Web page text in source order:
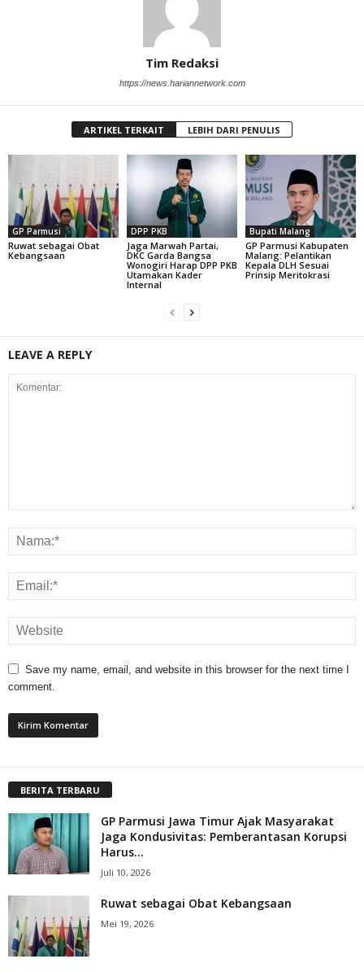
Tim Redaksi
https://news.hariannetwork.com
ARTIKEL TERKAIT LEBIH DARI PENULIS
GP Parmusi
Ruwat sebagai Obat
Kebangsaan
DPP PKB
Jaga Marwah Partai,
DKC Garda Bangsa
Wonogiri Harap DPP PKB
Utamakan Kader
Internal
Bupati Malang
GP Parmusi Kabupaten
Malang: Pelantikan
Kepala DLH Sesuai
Prinsip Meritokrasi
LEAVE A REPLY
Save my name, email, and website in this browser for the next time I
comment.
BERITA TERBARU
GP Parmusi Jawa Timur Ajak Masyarakat
Jaga Kondusivitas: Pemberantasan Korupsi
Harus...
Juli 10, 2026
Ruwat sebagai Obat Kebangsaan
Mei 19, 2026